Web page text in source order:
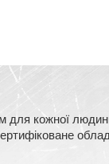
кожної